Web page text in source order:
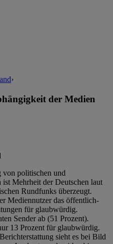
›
der Medien
von politischen und
Mehrheit der Deutschen laut
Rundfunks überzeugt.
Mediennutzer das öffentlich-
für glaubwürdig.
Sender ab (51 Prozent).
13 Prozent für glaubwürdig.
sieht es bei Bild